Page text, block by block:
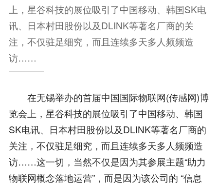
上，星谷科技的展位吸引了中国移动、韩国SK电
讯、日本村田股份以及DLINK等著名厂商的关
注，不仅驻足细究，而且连续多天多人频频造
访……
在无锡举办的首届中国国际物联网(传感网)博
览会上，星谷科技的展位吸引了中国移动、韩国
SK电讯、日本村田股份以及DLINK等著名厂商的
关注，不仅驻足细究，而且连续多天多人频频造
访……这一切，当然不仅是因为其参展主题“助力
物联网概念落地运营”，而是因为该公司的 “信息